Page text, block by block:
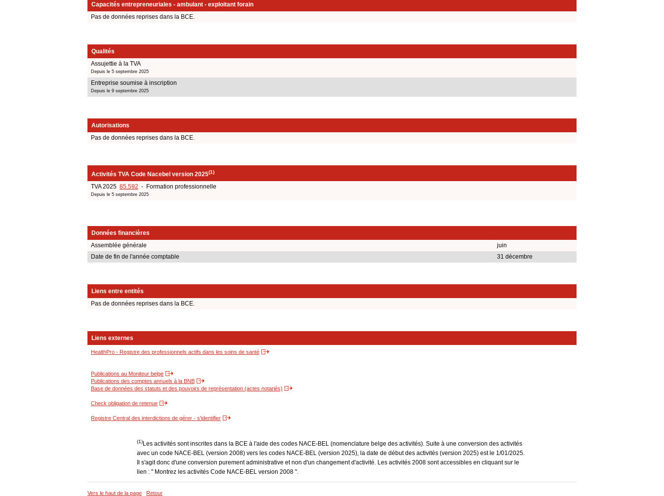
Capacités entrepreneuriales - ambulant - exploitant forain
Pas de données reprises dans la BCE.
Qualités
Assujettie à la TVA
Depuis le 5 septembre 2025
Entreprise soumise à inscription
Depuis le 9 septembre 2025
Autorisations
Pas de données reprises dans la BCE.
Activités TVA Code Nacebel version 2025(1)
TVA 2025 85.592 - Formation professionnelle
Depuis le 5 septembre 2025
Données financières
Assemblée générale
juin
Date de fin de l'année comptable
31 décembre
Liens entre entités
Pas de données reprises dans la BCE.
Liens externes
HealthPro - Registre des professionnels actifs dans les soins de santé
Publications au Moniteur belge
Publications des comptes annuels à la BNB
Base de données des statuts et des pouvoirs de représentation (actes notariés)
Check obligation de retenue
Registre Central des interdictions de gérer - s'identifier
(1)Les activités sont inscrites dans la BCE à l'aide des codes NACE-BEL (nomenclature belge des activités). Suite à une conversion des activités
avec un code NACE-BEL (version 2008) vers les codes NACE-BEL (version 2025), la date de début des activités (version 2025) est le 1/01/2025.
Il s'agit donc d'une conversion purement administrative et non d'un changement d'activité. Les activités 2008 sont accessibles en cliquant sur le
lien : " Montrez les activités Code NACE-BEL version 2008 ".
Vers le haut de la page Retour